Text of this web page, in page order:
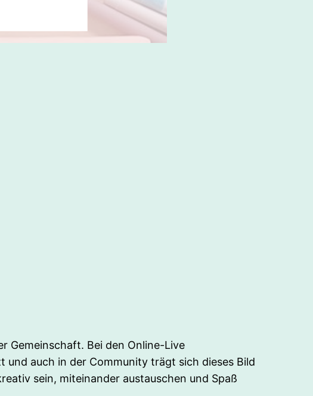
Gemeinschaft. Bei den Online-Live
auch in der Community trägt sich dieses Bild
sein, miteinander austauschen und Spaß